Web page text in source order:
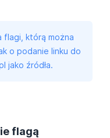
flagi, którą można
o podanie linku do
jako źródła.
flagą